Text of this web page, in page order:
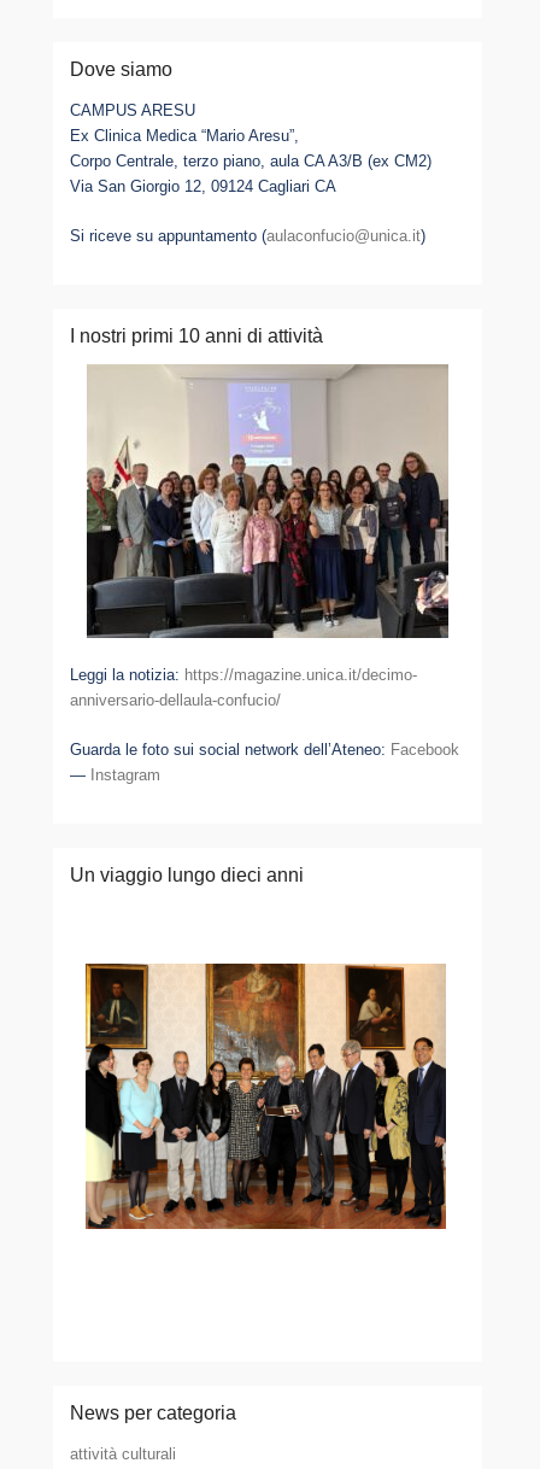
Dove siamo
CAMPUS ARESU
Ex Clinica Medica “Mario Aresu”,
Corpo Centrale, terzo piano, aula CA A3/B (ex CM2)
Via San Giorgio 12, 09124 Cagliari CA
Si riceve su appuntamento (aulaconfucio@unica.it)
I nostri primi 10 anni di attività
Leggi la notizia: https://magazine.unica.it/decimo-
anniversario-dellaula-confucio/
Guarda le foto sui social network dell’Ateneo: Facebook
— Instagram
Un viaggio lungo dieci anni
News per categoria
attività culturali